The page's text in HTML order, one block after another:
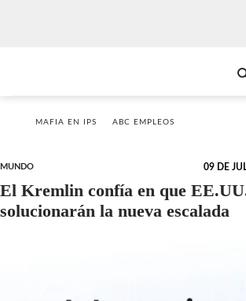
MAFIA EN IPS ABC EMPLEOS
MUNDO 09 DE
El Kremlin confía en que
solucionarán la nueva escalada